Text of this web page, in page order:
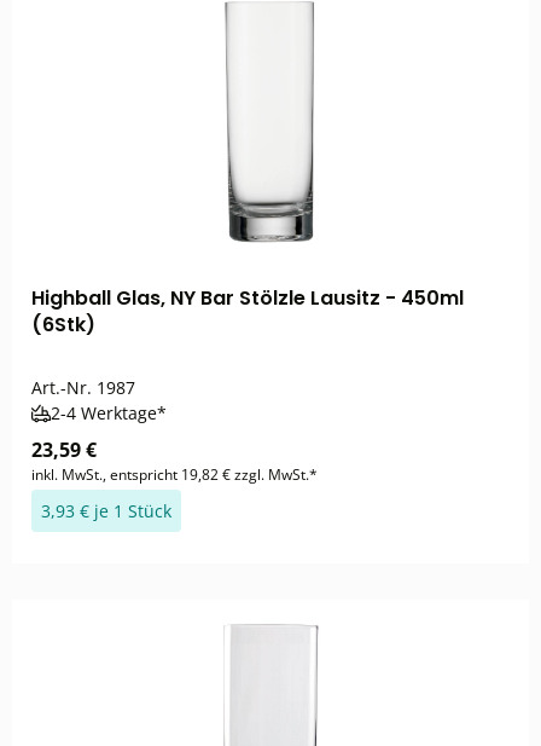
Highball Glas, NY Bar Stölzle Lausitz - 450ml
(6Stk)
Art.-Nr. 1987
2-4 Werktage*
23,59 €
inkl. MwSt., entspricht 19,82 € zzgl. MwSt.*
3,93 € je 1 Stück